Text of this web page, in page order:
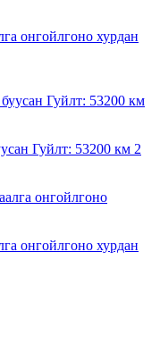
онгойлгоно хурдан
Гуйлт: 53200 км 2
онгойлгоно хурдан